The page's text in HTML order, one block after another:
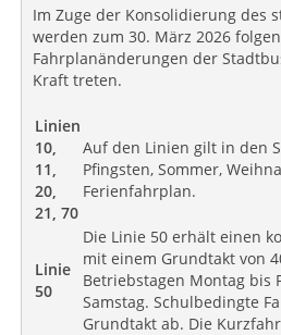
Im Zuge der Konsolidierung des
werden zum 30. März 2026
Fahrplanänderungen der
Kraft treten.
Linien
10,
11,
20,
21, 70
Auf den Linien gilt in den
Pfingsten, Sommer,
Ferienfahrplan.
Linie
50
Die Linie 50 erhält einen
mit einem Grundtakt von
Betriebstagen Montag bis
Samstag. Schulbedingte
Grundtakt ab. Die